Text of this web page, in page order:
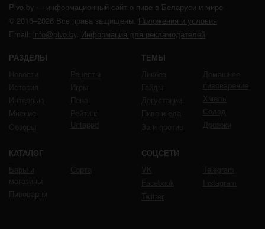
Pivo.by — информационный сайт о пиве в Беларуси и мире
© 2016–2026 Все права защищены. Положения и условия
Email: info@pivo.by. Информация для рекламодателей
РАЗДЕЛЫ ТЕМЫ
КАТАЛОГ СОЦСЕТИ